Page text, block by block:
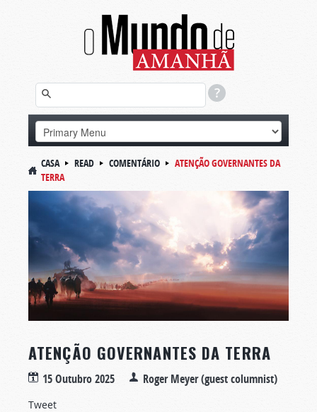
CASA READ COMENTÁRIO
ATENÇÃO GOVERNANTES DA
TERRA
ATENÇÃO GOVERNANTES DA TERRA
15 Outubro 2025 Roger Meyer (guest columnist)
Tweet